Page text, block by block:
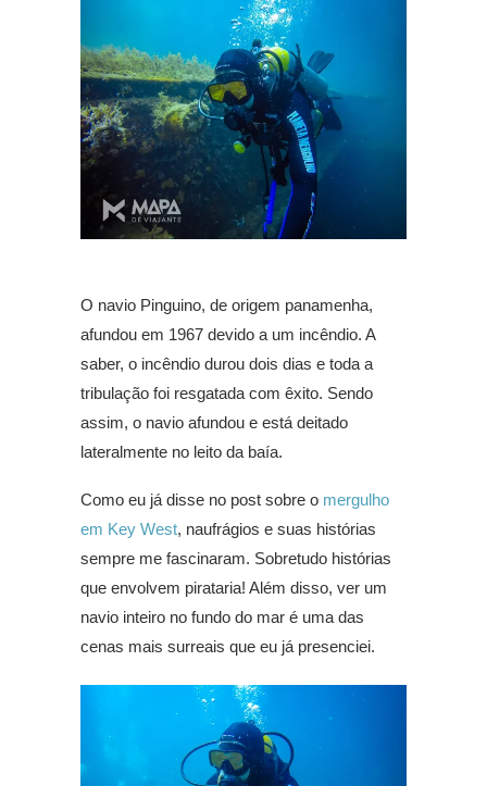
O navio Pinguino, de origem panamenha,
afundou em 1967 devido a um incêndio. A
saber, o incêndio durou dois dias e toda a
tribulação foi resgatada com êxito. Sendo
assim, o navio afundou e está deitado
lateralmente no leito da baía.
Como eu já disse no post sobre o mergulho
em Key West, naufrágios e suas histórias
sempre me fascinaram. Sobretudo histórias
que envolvem pirataria! Além disso, ver um
navio inteiro no fundo do mar é uma das
cenas mais surreais que eu já presenciei.